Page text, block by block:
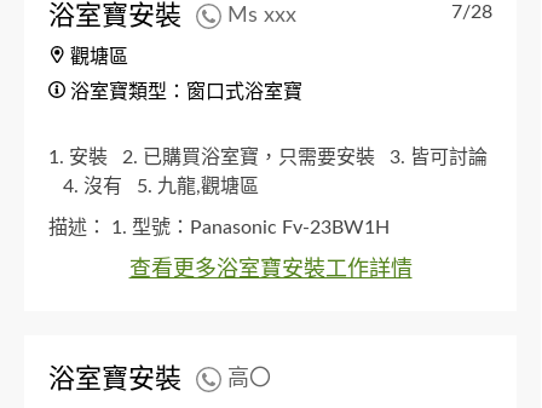
浴室寶安裝 Ms xxx
觀塘區
浴室寶類型：窗口式浴室寶
7/28
1. 安裝 2. 已購買浴室寶，只需要安裝
3. 皆可討論
4. 沒有
5. 九龍,觀塘區
描述： 1. 型號：Panasonic Fv-23BW1H
查看更多浴室寶安裝工作詳情
浴室寶安裝 高〇